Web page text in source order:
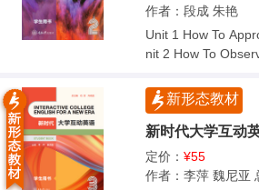
作者：段成 朱艳
Unit 1 How To
nit 2 How To
Cater Visitors Unit
mpany Unit 6 How
d Services Unit 7
s Relations Unit 8
ng
新形态教材
新时代大学互动
定价： ¥55
作者：李萍 魏尼亚